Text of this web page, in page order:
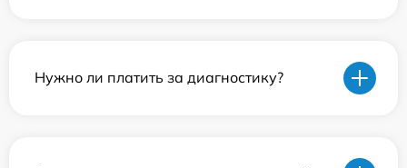
Нужно ли платить за диагностику?